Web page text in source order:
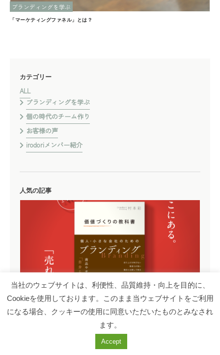
ブランディングを学ぶ
「マーケティングファネル」とは？
カテゴリー
ALL
ブランディングを学ぶ
個の時代のチーム作り
お客様の声
irodoriメンバー紹介
人気の記事
当社のウェブサイトは、利便性、品質維持・向上を目的に、
Cookieを使用しております。このまま当ウェブサイトをご利用
になる場合、クッキーの使用に同意いただいたものとみなされ
ます。
Accept